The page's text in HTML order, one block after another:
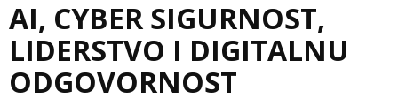
AI, CYBER SIGURNOST,
LIDERSTVO I DIGITALNU
ODGOVORNOST